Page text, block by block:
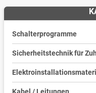
Schalterprogramme
Sicherheitstechnik für
Kabel / Leitungen